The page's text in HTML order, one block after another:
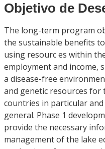
Objetivo de
The long-term program
the sustainable benefits
using resourc es within
employment and income,
a disease-free
and genetic resources
countries in particular
general. Phase 1
provide the necessary
management of the lake